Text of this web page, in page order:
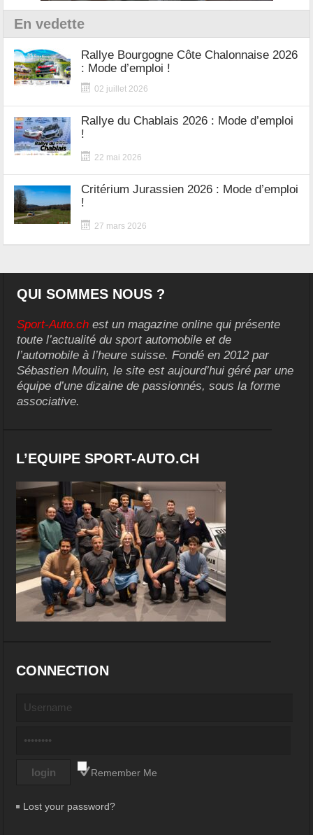
En vedette
Rallye Bourgogne Côte Chalonnaise 2026
: Mode d’emploi !
02 juillet 2026
Rallye du Chablais 2026 : Mode d’emploi
!
22 mai 2026
Critérium Jurassien 2026 : Mode d’emploi
!
27 mars 2026
QUI SOMMES NOUS ?
Sport-Auto.ch est un magazine online qui présente
toute l’actualité du sport automobile et de
l’automobile à l’heure suisse. Fondé en 2012 par
Sébastien Moulin, le site est aujourd’hui géré par une
équipe d’une dizaine de passionnés, sous la forme
associative.
L’EQUIPE SPORT-AUTO.CH
CONNECTION
Remember Me
Lost your password?